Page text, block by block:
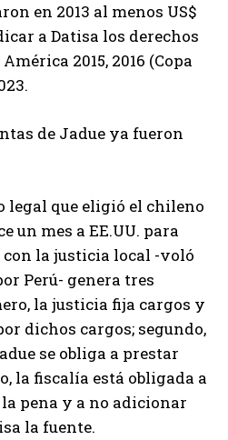
en 2013 al menos US$
a Datisa los derechos
2015, 2016 (Copa
de Jadue ya fueron
legal que eligió el chileno
un mes a EE.UU. para
la justicia local -voló
Perú- genera tres
la justicia fija cargos y
dichos cargos; segundo,
se obliga a prestar
la fiscalía está obligada a
pena y a no adicionar
la fuente.